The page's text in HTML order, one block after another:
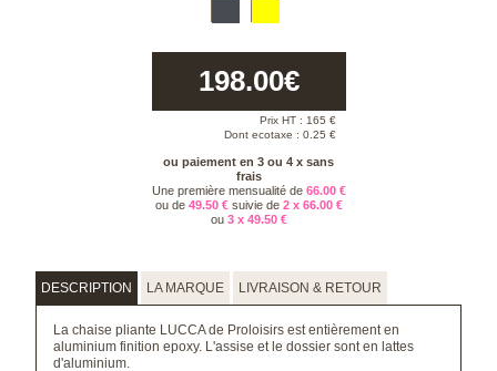
198.00€
Prix HT : 165 €
Dont ecotaxe : 0.25 €
ou paiement en 3 ou 4 x sans
frais
Une première mensualité de 66.00 €
ou de 49.50 €suivie de 2 x 66.00 €
ou 3 x 49.50 €
DESCRIPTION LA MARQUE LIVRAISON & RETOUR
La chaise pliante LUCCA de Proloisirs est entièrement en
aluminium finition epoxy. L'assise et le dossier sont en lattes
d'aluminium.